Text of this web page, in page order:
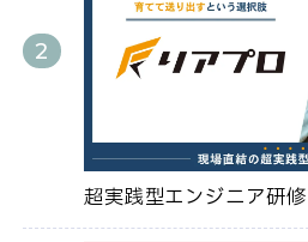
超実践型エンジニア研修